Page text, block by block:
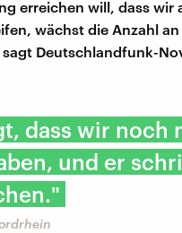
erreichen will, dass wir
wächst die Anzahl an
Deutschlandfunk-
dass wir noch
und er